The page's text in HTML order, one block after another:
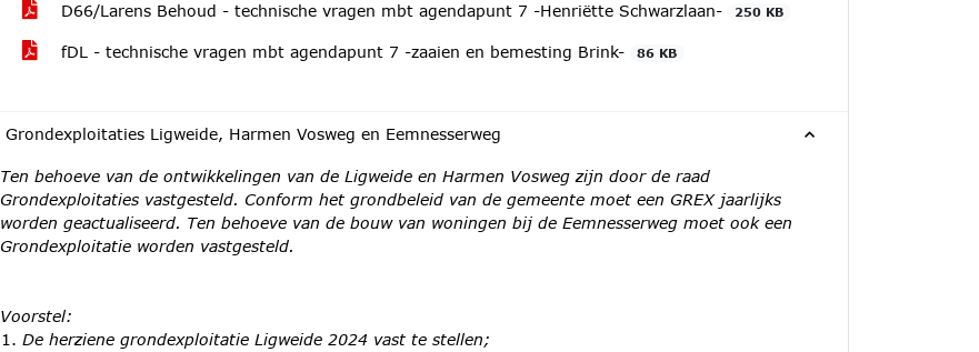
D66/Larens Behoud - technische vragen mbt agendapunt 7 -Henriëtte Schwarzlaan-
250 KB
fDL - technische vragen mbt agendapunt 7 -zaaien en bemesting Brink- 86 KB
Grondexploitaties Ligweide, Harmen Vosweg en Eemnesserweg
Ten behoeve van de ontwikkelingen van de Ligweide en Harmen Vosweg zijn door de raad
Grondexploitaties vastgesteld. Conform het grondbeleid van de gemeente moet een GREX jaarlijks
worden geactualiseerd. Ten behoeve van de bouw van woningen bij de Eemnesserweg moet ook een
Grondexploitatie worden vastgesteld.
Voorstel:
De herziene grondexploitatie Ligweide 2024 vast te stellen;